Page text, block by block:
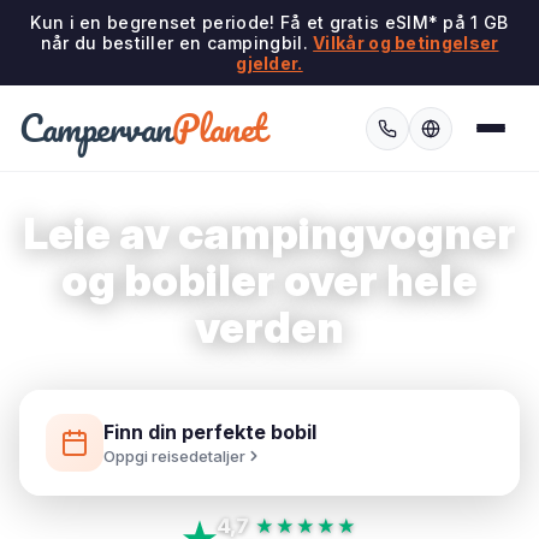
Kun i en begrenset periode! Få et gratis eSIM* på 1 GB
når du bestiller en campingbil.Vilkår og betingelser
gjelder.
CampervanPlanet
Leie av campingvogner
og bobiler over hele
verden
Finn din perfekte bobil
Oppgi reisedetaljer
4,7 ★★★★★